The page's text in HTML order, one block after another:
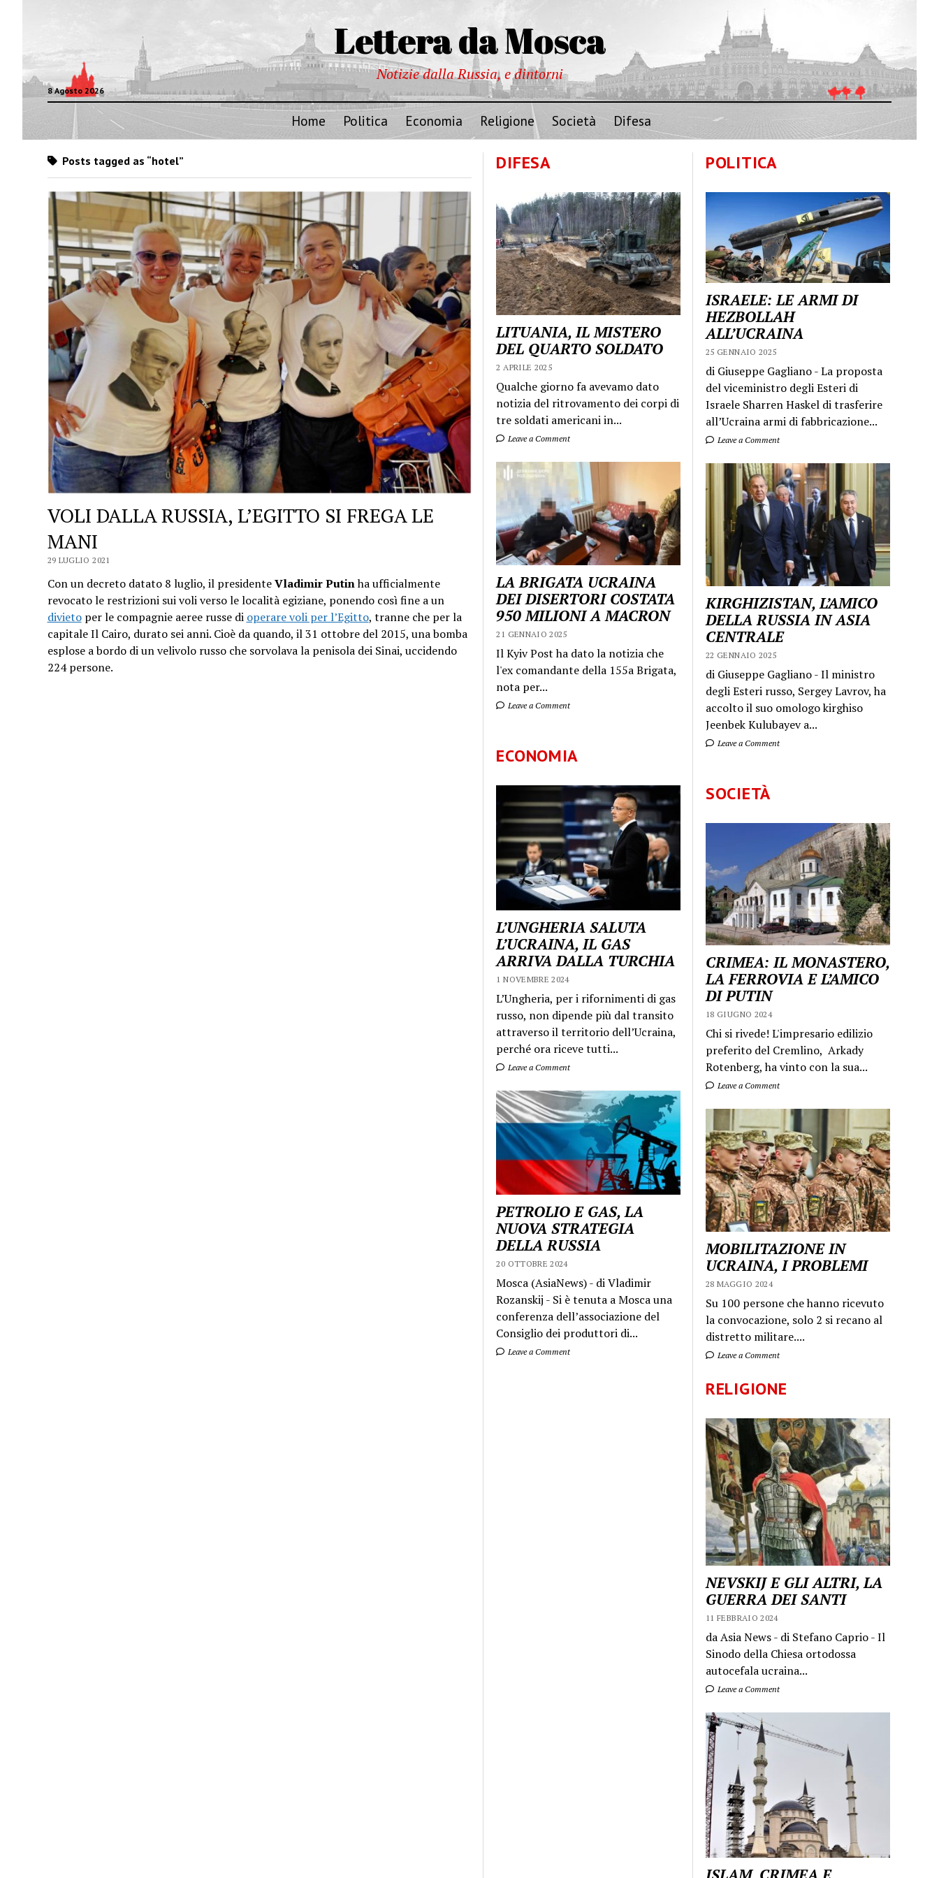
Lettera da Mosca
8 Agosto 2026
Notizie dalla Russia, e dintorni
Home Politica Economia Religione Società Difesa
POLITICA
ISRAELE: LE ARMI DI
HEZBOLLAH
ALL’UCRAINA
25 GENNAIO 2025
di Giuseppe Gagliano - La proposta
del viceministro degli Esteri di
Israele Sharren Haskel di trasferire
all’Ucraina armi di fabbricazione...
Leave a Comment
KIRGHIZISTAN, L’AMICO
DELLA RUSSIA IN ASIA
CENTRALE
22 GENNAIO 2025
di Giuseppe Gagliano - Il ministro
degli Esteri russo, Sergey Lavrov, ha
accolto il suo omologo kirghiso
Jeenbek Kulubayev a...
Leave a Comment
SOCIETÀ
CRIMEA: IL MONASTERO,
LA FERROVIA E L’AMICO
DI PUTIN
18 GIUGNO 2024
Chi si rivede! L'impresario edilizio
preferito del Cremlino, Arkady
Rotenberg, ha vinto con la sua...
Leave a Comment
MOBILITAZIONE IN
UCRAINA, I PROBLEMI
28 MAGGIO 2024
Su 100 persone che hanno ricevuto
la convocazione, solo 2 si recano al
distretto militare....
Leave a Comment
RELIGIONE
NEVSKIJ E GLI ALTRI, LA
GUERRA DEI SANTI
11 FEBBRAIO 2024
da Asia News - di Stefano Caprio - Il
Sinodo della Chiesa ortodossa
autocefala ucraina...
Leave a Comment
Posts tagged as “hotel”
VOLI DALLA RUSSIA, L’EGITTO SI FREGA LE
MANI
29 LUGLIO 2021
Con un decreto datato 8 luglio, il presidenteVladimir Putinha ufficialmente
revocato le restrizioni sui voli verso le località egiziane, ponendo così fine a un
divietoper le compagnie aeree russe di operare voli per l’Egitto, tranne che per la
capitale Il Cairo, durato sei anni. Cioè da quando, il 31 ottobre del 2015, una bomba
esplose a bordo di un velivolo russo che sorvolava la penisola dei Sinai, uccidendo
224 persone.
DIFESA
LITUANIA, IL MISTERO
DEL QUARTO SOLDATO
2 APRILE 2025
Qualche giorno fa avevamo dato
notizia del ritrovamento dei corpi di
tre soldati americani in...
Leave a Comment
LA BRIGATA UCRAINA
DEI DISERTORI COSTATA
950 MILIONI A MACRON
21 GENNAIO 2025
Il Kyiv Post ha dato la notizia che
l'ex comandante della 155a Brigata,
nota per...
Leave a Comment
ECONOMIA
L’UNGHERIA SALUTA
L’UCRAINA, IL GAS
ARRIVA DALLA TURCHIA
1 NOVEMBRE 2024
L’Ungheria, per i rifornimenti di gas
russo, non dipende più dal transito
attraverso il territorio dell’Ucraina,
perché ora riceve tutti...
Leave a Comment
PETROLIO E GAS, LA
NUOVA STRATEGIA
DELLA RUSSIA
20 OTTOBRE 2024
Mosca (AsiaNews) - di Vladimir
Rozanskij - Si è tenuta a Mosca una
conferenza dell’associazione del
Consiglio dei produttori di...
Leave a Comment